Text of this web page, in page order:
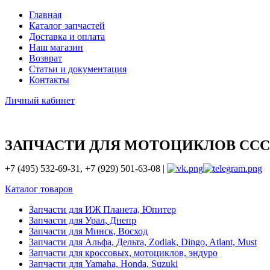
Главная
Каталог запчастей
Доставка и оплата
Наш магазин
Возврат
Статьи и документация
Контакты
Личный кабинет
ЗАПЧАСТИ ДЛЯ МОТОЦИКЛОВ
+7 (495) 532-69-31, +7 (929) 501-63-08 |
Каталог товаров
Запчасти для ИЖ Планета, Юпитер
Запчасти для Урал, Днепр
Запчасти для Минск, Восход
Запчасти для Альфа, Дельта, Zodiak, Dingo, Atlant, Must
Запчасти для кроссовых, мотоциклов, эндуро
Запчасти для Yamaha, Honda, Suzuki